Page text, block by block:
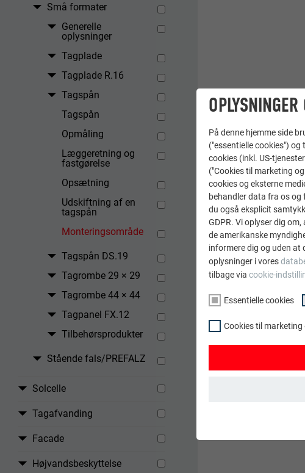
Små formater
Generelle
oplysninger
Tagplade
Tagplade R.16
Tagspån
Tagspån
Opmåling
Læggeretning og
fastgørelse
Opsætning
Udskiftning af en
tagspån
Monteringsområde
Tagspån DS.19
Tagrombe 29 × 29
Tagrombe 44 × 44
Tagpanel FX.12
Tilbehørsprodukter
Stående fals/PREFALZ
Solcelle
Tagafvanding
Facade
Højvandsbeskyttelse
På denne hjemme side
("essentielle cookies")
cookies (inkl. US-
("Cookies til marketing
cookies og eksterne
behandler data fra os og
du også eksplicit
GDPR. Vi oplyser dig
de amerikanske
informere dig og uden at
oplysninger i vores
tilbage via cookie-
Essentielle cookies
Cookies til marketing